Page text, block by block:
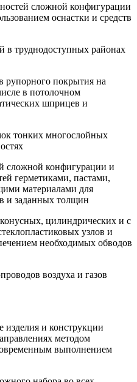
сложной конфигурации
оснастки и средств
в труднодоступных районах
рупорного покрытия на
в потолочном
шприцев и
тонких многослойных
сложной конфигурации и
герметиками, пастами,
материалами для
и заданных толщин
цилиндрических и с
узлов и
необходимых обводов
воздуха и газов
и конструкции
методом
выполнением